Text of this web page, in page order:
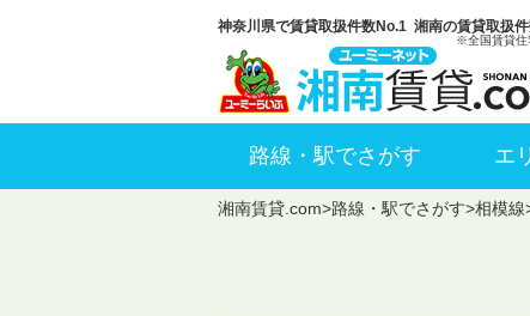
神奈川県で賃貸取扱件数No.1 湘南の賃貸取扱
※全国賃貸住
路線・駅でさがす エ
湘南賃貸.com>路線・駅でさがす>相模線